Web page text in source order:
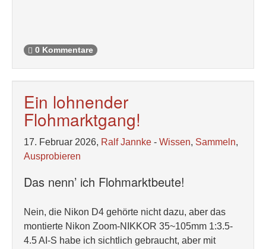
0 Kommentare
Ein lohnender
Flohmarktgang!
17. Februar 2026, Ralf Jannke - Wissen, Sammeln,
Ausprobieren
Das nenn’ ich Flohmarktbeute!
Nein, die Nikon D4 gehörte nicht dazu, aber das
montierte Nikon Zoom-NIKKOR 35~105mm 1:3.5-
4.5 AI-S habe ich sichtlich gebraucht, aber mit